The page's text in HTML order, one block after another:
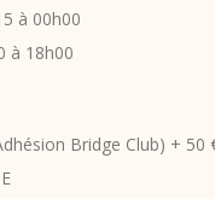
à 00h00
à 18h00
Bridge Club) + 50